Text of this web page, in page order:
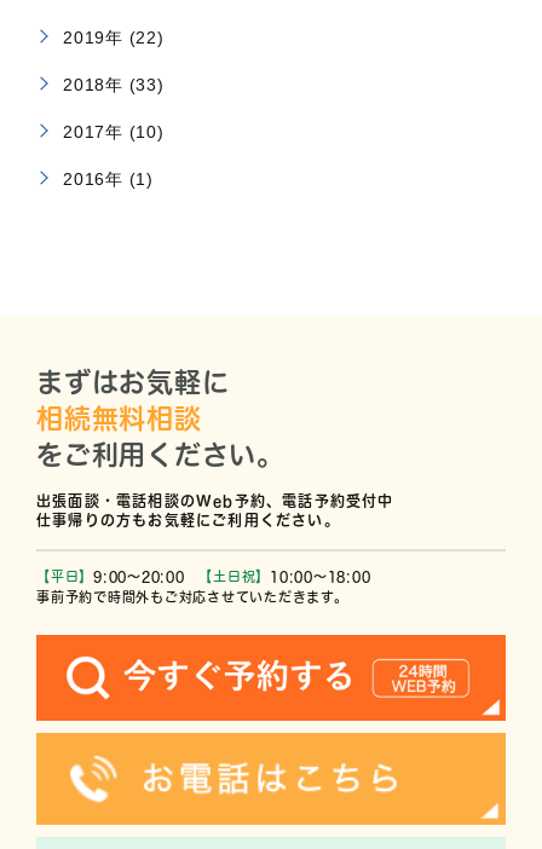
2019年 (22)
2018年 (33)
2017年 (10)
2016年 (1)
まずはお気軽に
相続無料相談
をご利用ください。
出張面談・電話相談のWeb予約、電話予約受付中
仕事帰りの方もお気軽にご利用ください。
【平日】 9:00〜20:00 【土日祝】 10:00〜18:00
事前予約で時間外もご対応させていただきます。